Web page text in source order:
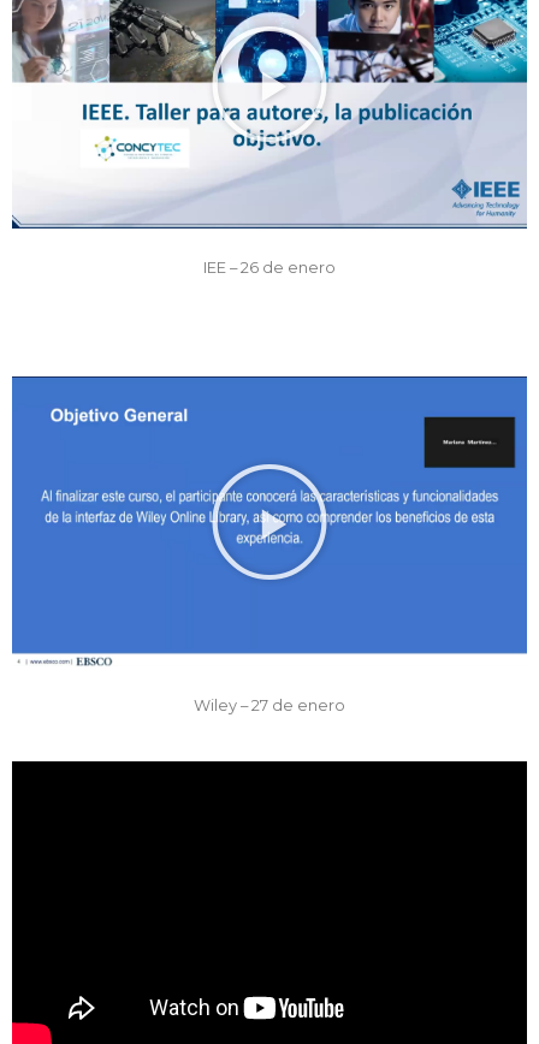
IEE – 26 de enero
Wiley – 27 de enero